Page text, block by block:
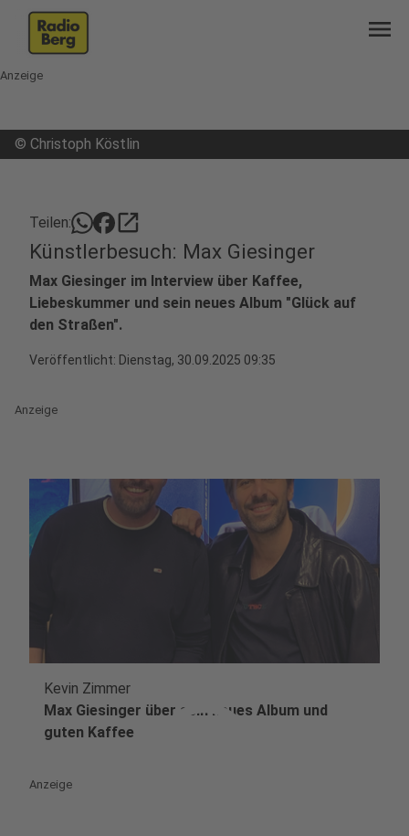
menu
Anzeige
© Christoph Köstlin
Teilen: open_in_new
Künstlerbesuch: Max Giesinger
Max Giesinger im Interview über Kaffee,
Liebeskummer und sein neues Album "Glück auf
den Straßen".
Veröffentlicht: Dienstag, 30.09.2025 09:35
Anzeige
play_circle
Kevin Zimmer
Max Giesinger über sein neues Album und
guten Kaffee
Anzeige